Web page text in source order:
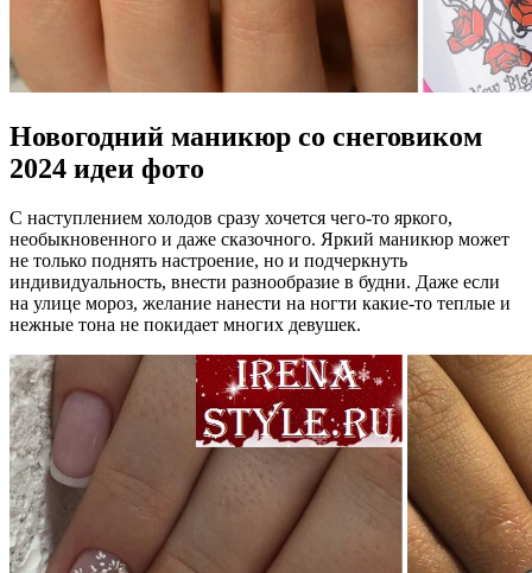
Новогодний маникюр со снеговиком
2024 идеи фото
С наступлением холодов сразу хочется чего-то яркого,
необыкновенного и даже сказочного. Яркий маникюр может
не только поднять настроение, но и подчеркнуть
индивидуальность, внести разнообразие в будни. Даже если
на улице мороз, желание нанести на ногти какие-то теплые и
нежные тона не покидает многих девушек.